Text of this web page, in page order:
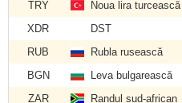
TRY
Noua lira turcească
XDR
DST
RUB
Rubla rusească
BGN
Leva bulgarească
ZAR
Randul sud-african